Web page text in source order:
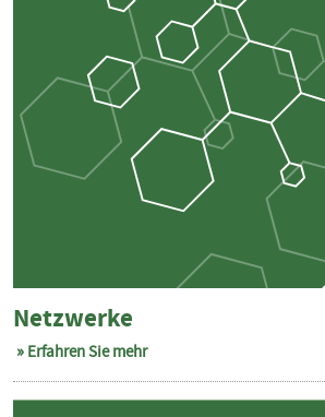
Netzwerke
Erfahren Sie mehr